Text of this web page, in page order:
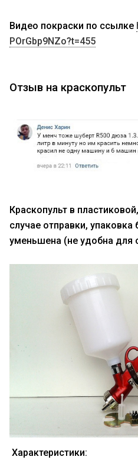
Видео покраски по ссылке
POrGbp9NZo?t=455
Отзыв на краскопульт
Краскопульт в
случае отправки, упаковка
уменьшена (не удобна для
Характеристики: